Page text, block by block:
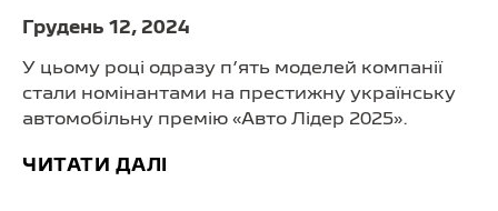
Грудень 12, 2024
У цьому році одразу п’ять моделей компанії
стали номінантами на престижну українську
автомобільну премію «Авто Лідер 2025».
ЧИТАТИ ДАЛІ